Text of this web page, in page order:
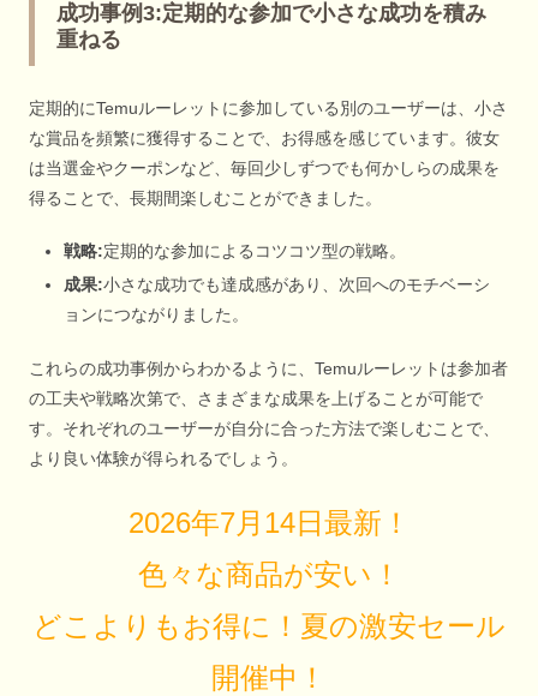
成功事例3:定期的な参加で小さな成功を積み
重ねる
定期的にTemuルーレットに参加している別のユーザーは、小さ
な賞品を頻繁に獲得することで、お得感を感じています。彼女
は当選金やクーポンなど、毎回少しずつでも何かしらの成果を
得ることで、長期間楽しむことができました。
戦略:定期的な参加によるコツコツ型の戦略。
成果:小さな成功でも達成感があり、次回へのモチベーシ
ョンにつながりました。
これらの成功事例からわかるように、Temuルーレットは参加者
の工夫や戦略次第で、さまざまな成果を上げることが可能で
す。それぞれのユーザーが自分に合った方法で楽しむことで、
より良い体験が得られるでしょう。
2026年7月14日最新！
色々な商品が安い！
どこよりもお得に！夏の激安セール
開催中！